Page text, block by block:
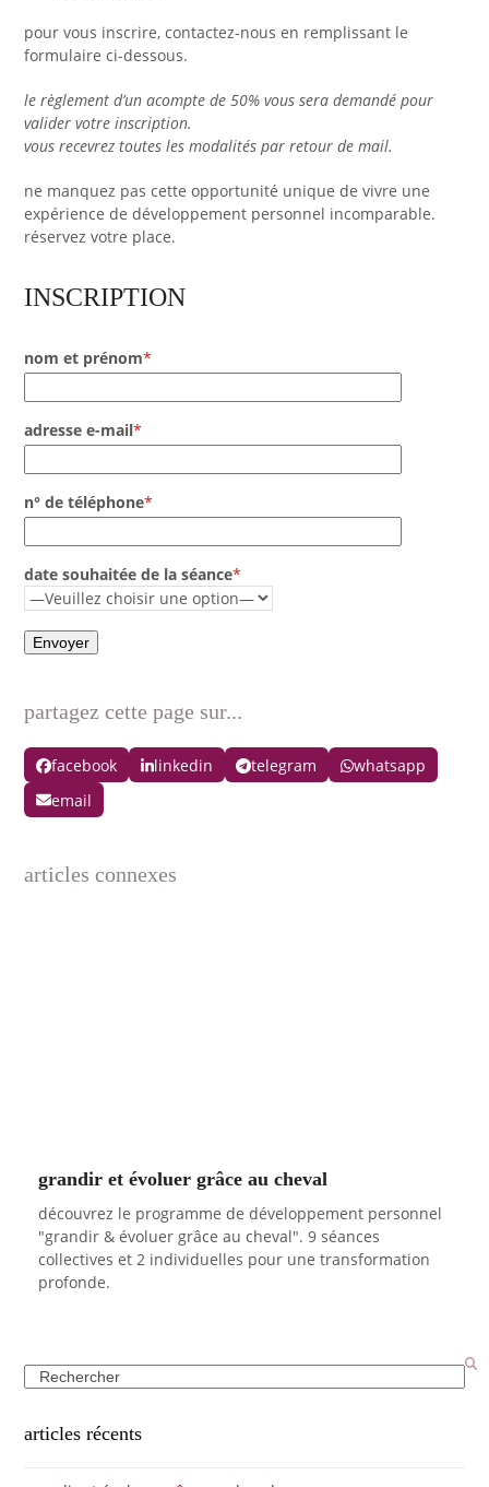
pour vous inscrire, contactez-nous en remplissant le
formulaire ci-dessous.
le règlement d’un acompte de 50% vous sera demandé pour
valider votre inscription.
vous recevrez toutes les modalités par retour de mail.
ne manquez pas cette opportunité unique de vivre une
expérience de développement personnel incomparable.
réservez votre place.
INSCRIPTION
nom et prénom*
adresse e-mail*
n° de téléphone*
date souhaitée de la séance*
partagez cette page sur...
facebook linkedin telegram
whatsapp
email
articles connexes
grandir et évoluer grâce au cheval
découvrez le programme de développement personnel
"grandir & évoluer grâce au cheval". 9 séances
collectives et 2 individuelles pour une transformation
profonde.
search
articles récents